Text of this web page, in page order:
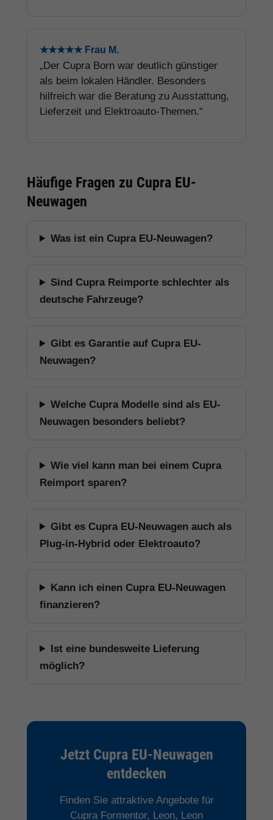
★★★★★ Frau M.
„Der Cupra Born war deutlich günstiger
als beim lokalen Händler. Besonders
hilfreich war die Beratung zu Ausstattung,
Lieferzeit und Elektroauto-Themen.“
Häufige Fragen zu Cupra EU-
Neuwagen
Was ist ein Cupra EU-Neuwagen?
Sind Cupra Reimporte schlechter als
deutsche Fahrzeuge?
Gibt es Garantie auf Cupra EU-
Neuwagen?
Welche Cupra Modelle sind als EU-
Neuwagen besonders beliebt?
Wie viel kann man bei einem Cupra
Reimport sparen?
Gibt es Cupra EU-Neuwagen auch als
Plug-in-Hybrid oder Elektroauto?
Kann ich einen Cupra EU-Neuwagen
finanzieren?
Ist eine bundesweite Lieferung
möglich?
Jetzt Cupra EU-Neuwagen
entdecken
Finden Sie attraktive Angebote für
Cupra Formentor, Leon, Leon